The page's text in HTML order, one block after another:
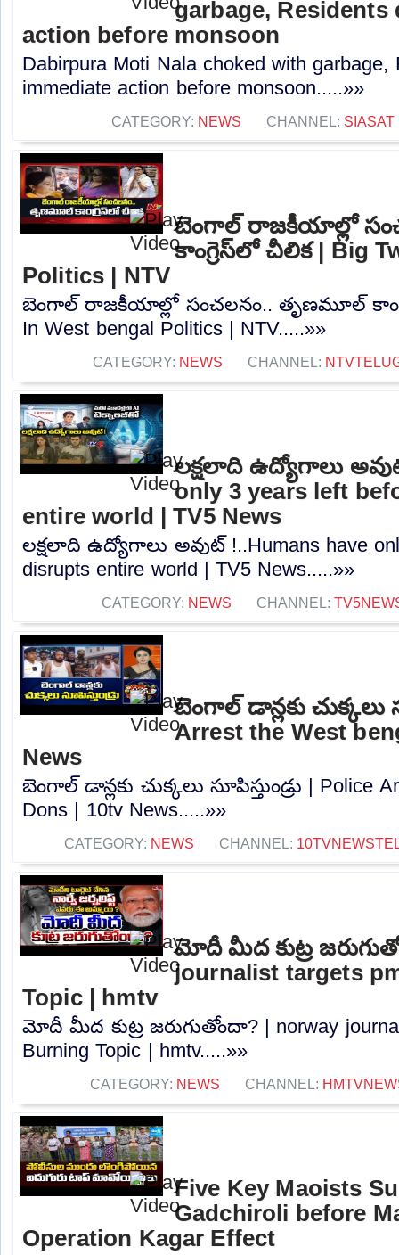
garbage, Residents
action before monsoon
Dabirpura Moti Nala choked with garbage,
immediate action before monsoon.....»»
CATEGORY: NEWS CHANNEL: SIASAT
బెంగాల్‌ రాజకీయాల్లో
కాంగ్రెస్‌లో చీలిక | Big
Politics | NTV
బెంగాల్‌ రాజకీయాల్లో సంచలనం.. తృణమూల్
In West bengal Politics | NTV.....»»
CATEGORY: NEWS CHANNEL:
లక్షలాది ఉద్యోగాలు
only 3 years left
entire world | TV5 News
లక్షలాది ఉద్యోగాలు అవుట్ !..Humans have
disrupts entire world | TV5 News.....»»
CATEGORY: NEWS CHANNEL:
బెంగాల్ డాన్లకు చుక్కలు
Arrest the West
News
బెంగాల్ డాన్లకు చుక్కలు సూపిస్తుండ్రు | Police
Dons | 10tv News.....»»
CATEGORY: NEWS CHANNEL:
మోదీ మీద కుట్ర
journalist targets
Topic | hmtv
మోదీ మీద కుట్ర జరుగుతోందా? | norway
Burning Topic | hmtv.....»»
CATEGORY: NEWS CHANNEL:
Five Key Maoists
Gadchiroli before
Operation Kagar Effect